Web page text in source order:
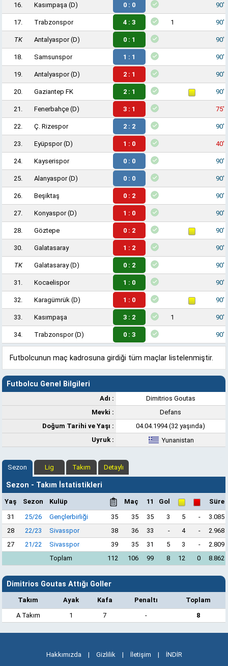
16. Kasımpaşa (D) 0 : 0 90'
17. Trabzonspor 4 : 3 1 90'
TK Antalyaspor(D) 0 : 1 90'
18. Samsunspor 1 : 1 90'
19. Antalyaspor(D) 2 : 1 90'
20. Gaziantep FK 2 : 1 90'
21. Fenerbahçe (D) 3 : 1 75'
22. Ç. Rizespor 2 : 2 90'
23. Eyüpspor(D) 1 : 0 40'
24. Kayserispor 0 : 0 90'
25. Alanyaspor(D) 0 : 0 90'
26. Beşiktaş 0 : 2 90'
27. Konyaspor(D) 1 : 0 90'
28. Göztepe 0 : 2 90'
30. Galatasaray 1 : 2 90'
TK Galatasaray(D) 0 : 2 90'
31. Kocaelispor 1 : 0 90'
32. Karagümrük (D) 1 : 0 90'
33. Kasımpaşa 3 : 2 1 90'
34. Trabzonspor(D) 0 : 3 90'
Futbolcunun maç kadrosuna girdiği tüm maçlar listelenmiştir.
Futbolcu Genel Bilgileri
Adı :
Dimitrios Goutas
Mevki :
Defans
Doğum Tarihi ve Yaşı :
04.04.1994 (32 yaşında)
Uyruk :
Yunanistan
Sezon Lig Takım Detaylı
Sezon - Takım İstatistikleri
Yaş Sezon Kulüp Maç 11 Gol
Süre
31
25/26 Gençlerbirliği 35 35 35 3 5 -
3.085
28
22/23 Sivasspor 38 36 33 - 4 -
2.968
27
21/22 Sivasspor 39 35 31 5 3 -
2.809
Toplam
112 106 99 8 12 0 8.862
Dimitrios Goutas Attığı Goller
Takım Ayak Kafa Penaltı
Toplam
A Takım
1 7 - 8
Hakkımızda | Gizlilik | İletişim | İNDİR